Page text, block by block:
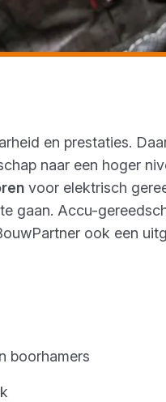
en prestaties.
naar een hoger
voor elektrisch
gaan. Accu-
ook een
boorhamers